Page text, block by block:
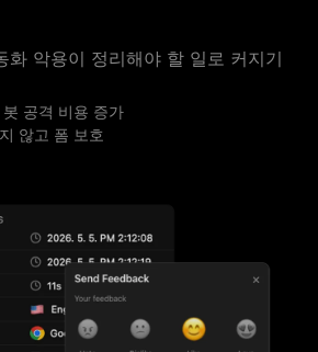
화 악용이 정리해야 할 일로 커지기
공격 비용 증가
않고 폼 보호